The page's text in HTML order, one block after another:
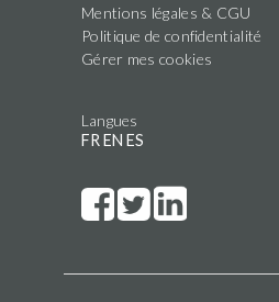
Mentions légales & CGU
Politique de confidentialité
Gérer mes cookies
Langues
FR EN ES